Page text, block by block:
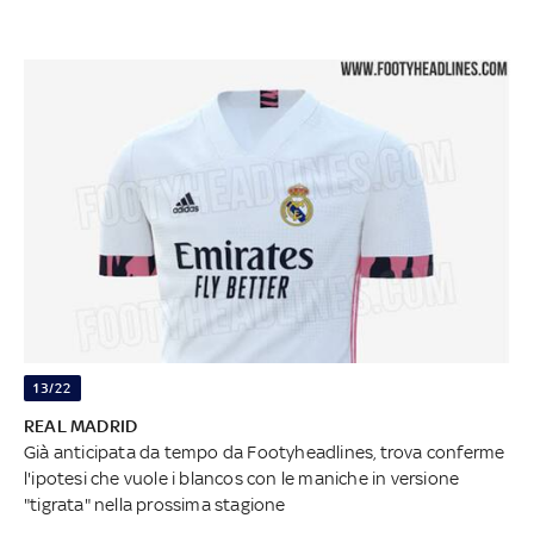
13/22
REAL MADRID
Già anticipata da tempo da Footyheadlines, trova conferme
l'ipotesi che vuole i blancos con le maniche in versione
"tigrata" nella prossima stagione